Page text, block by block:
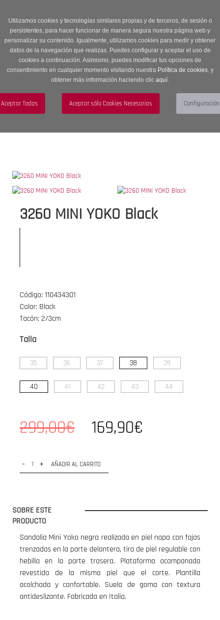
Utilizamos cookies y tecnologías similares propias y de terceros, de sesión o
persistentes, para hacer funcionar de manera segura nuestra página web y
personalizar su contenido. Igualmente, utilizamos cookies para medir y obtener
datos de la navegación que realizas. Puedes configurar y aceptar el uso de
cookies a continuación. Asimismo, puedes modificar tus opciones de
consentimiento en cualquier momento visitando nuestra Política de cookies.y
obtener más información haciendo clic aquí.
descuento en Sección OUTLET con código OUTLET20
navigation
Menú
3260 MINI YOKO Black
Código: 110434301
Color: Black
Tacón: 2/3cm
Talla
35 36 37 38 39
40 41 42 43 44
299,00€ 169,90€
- + AÑADIR AL CARRITO
SOBRE ESTE
PRODUCTO
Sandalia Mini Yoko negra realizada en piel napa con fajas
trenzadas en la parte delantera, tira de piel regulable con
hebilla en la parte trasera. Plataforma acampanada
revestida de la misma piel que el corte. Plantilla
acolchada y confortable. Suela de goma con textura
antideslizante. Fabricada en Italia.